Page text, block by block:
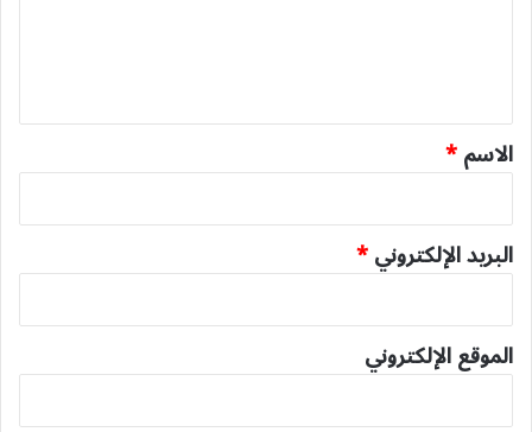
ق
*
الاسم*
البريد الإلكتروني*
الموقع الإلكتروني